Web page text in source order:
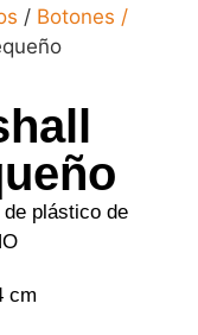
/ Botones /
plástico de
cm